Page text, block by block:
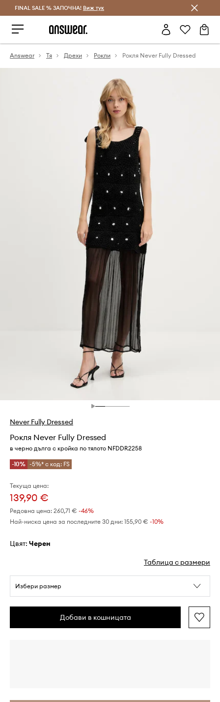
Спестявай с Answear Club
FINAL SALE % ЗАПОЧНА! Виж тук
Answear Тя Дрехи Рокли Рокля Never Fully Dressed
Never Fully Dressed
Рокля Never Fully Dressed
в черно дълга с кройка по тялото NFDDR2258
-10% -5%* с код: FS
Текуща цена:
139,90 €
Редовна цена: 260,71 € -46%
Най-ниска цена за последните 30 дни: 155,90 € -10%
Цвят: черен
Таблица с размери
Избери размер
Добави в кошницата